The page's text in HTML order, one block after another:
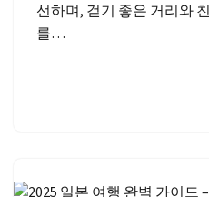
선하며, 걷기 좋은 거리와
를…